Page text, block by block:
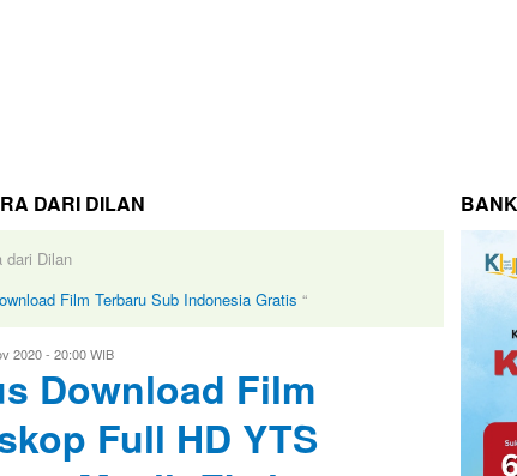
DARI DILAN
dari Dilan
Film Terbaru Sub Indonesia Gratis “
2020 - 20:00 WIB
Download Film
Full HD YTS